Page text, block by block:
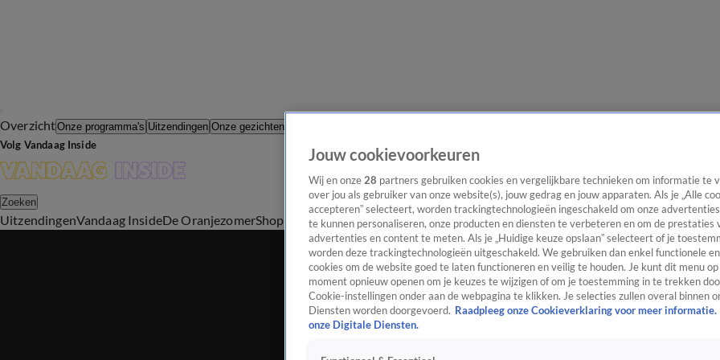
OverzichtOnze programma's Uitzendingen Onze gezichten
Volg Vandaag Inside
Zoeken
UitzendingenVandaag InsideDe OranjezomerShop Uitzending bijwonen
Jouw cookievoorkeuren
Wij en onze 28 partners gebruiken cookies en vergelijkbare technieken om informatie te
over jou als gebruiker van onze website(s), jouw gedrag en jouw apparaten. Als je „Alle
accepteren” selecteert, worden trackingtechnologieën ingeschakeld om onze
te kunnen personaliseren, onze producten en diensten te verbeteren en om de prestaties
advertenties en content te meten. Als je „Huidige keuze opslaan” selecteert of je
worden deze trackingtechnologieën uitgeschakeld. We gebruiken dan enkel functionele
cookies om de website goed te laten functioneren en veilig te houden. Je kunt dit menu
moment opnieuw openen om je keuzes te wijzigen of om je toestemming in te trekken
Cookie-instellingen onder aan de webpagina te klikken. Je selecties zullen overal binnen
Diensten worden doorgevoerd. Raadpleeg onze Cookieverklaring voor meer informatie.
onze Digitale Diensten.